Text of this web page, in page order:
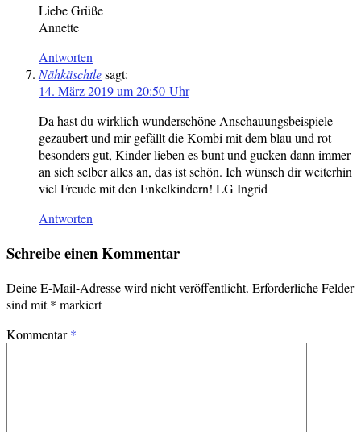
Liebe Grüße
Annette
Antworten
Nähkäschtlesagt:
14. März 2019 um 20:50 Uhr
Da hast du wirklich wunderschöne Anschauungsbeispiele
gezaubert und mir gefällt die Kombi mit dem blau und rot
besonders gut, Kinder lieben es bunt und gucken dann immer
an sich selber alles an, das ist schön. Ich wünsch dir weiterhin
viel Freude mit den Enkelkindern! LG Ingrid
Antworten
Schreibe einen Kommentar
Deine E-Mail-Adresse wird nicht veröffentlicht. Erforderliche Felder
sind mit* markiert
Kommentar*